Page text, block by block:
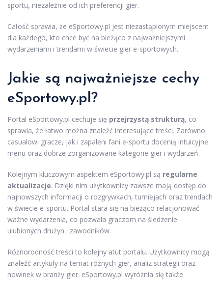
sportu, niezależnie od ich preferencji gier.
Całość sprawia, że eSportowy.pl jest niezastąpionym miejscem
dla każdego, kto chce być na bieżąco z najważniejszymi
wydarzeniami i trendami w świecie gier e-sportowych.
Jakie są najważniejsze cechy
eSportowy.pl?
Portal eSportowy.pl cechuje się przejrzystą strukturą, co
sprawia, że łatwo można znaleźć interesujące treści. Zarówno
casualowi gracze, jak i zapaleni fani e-sportu docenią intuicyjne
menu oraz dobrze zorganizowane kategorie gier i wydarzeń.
Kolejnym kluczowym aspektem eSportowy.pl są regularne
aktualizacje. Dzięki nim użytkownicy zawsze mają dostęp do
najnowszych informacji o rozgrywkach, turniejach oraz trendach
w świecie e-sportu. Portal stara się na bieżąco relacjonować
ważne wydarzenia, co pozwala graczom na śledzenie
ulubionych drużyn i zawodników.
Różnorodność treści to kolejny atut portalu. Użytkownicy mogą
znaleźć artykuły na temat różnych gier, analiz strategii oraz
nowinek w branży gier. eSportowy.pl wyróżnia się także